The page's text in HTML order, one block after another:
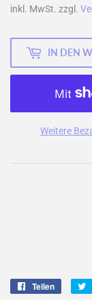
inkl. MwSt. zzgl.
IN DEN
Weitere
Teilen